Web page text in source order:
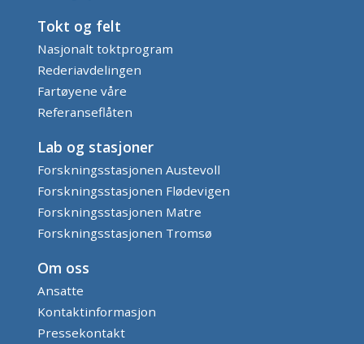
Tokt og felt
Nasjonalt toktprogram
Rederiavdelingen
Fartøyene våre
Referanseflåten
Lab og stasjoner
Forskningsstasjonen Austevoll
Forskningsstasjonen Flødevigen
Forskningsstasjonen Matre
Forskningsstasjonen Tromsø
Om oss
Ansatte
Kontaktinformasjon
Pressekontakt